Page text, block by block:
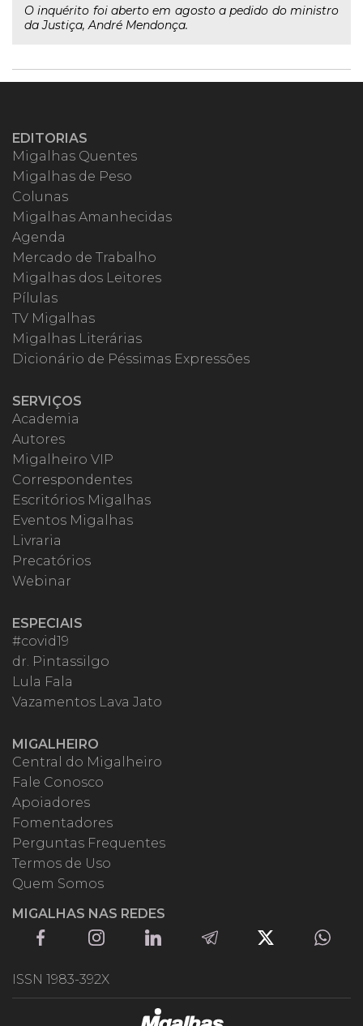
O inquérito foi aberto em agosto a pedido do ministro
da Justiça, André Mendonça.
EDITORIAS
Migalhas Quentes
Migalhas de Peso
Colunas
Migalhas Amanhecidas
Agenda
Mercado de Trabalho
Migalhas dos Leitores
Pílulas
TV Migalhas
Migalhas Literárias
Dicionário de Péssimas Expressões
SERVIÇOS
Academia
Autores
Migalheiro VIP
Correspondentes
Escritórios Migalhas
Eventos Migalhas
Livraria
Precatórios
Webinar
ESPECIAIS
#covid19
dr. Pintassilgo
Lula Fala
Vazamentos Lava Jato
MIGALHEIRO
Central do Migalheiro
Fale Conosco
Apoiadores
Fomentadores
Perguntas Frequentes
Termos de Uso
Quem Somos
MIGALHAS NAS REDES
ISSN 1983-392X